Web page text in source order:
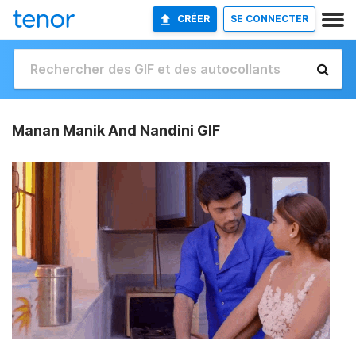
CRÉER SE CONNECTER
Manan Manik And Nandini GIF